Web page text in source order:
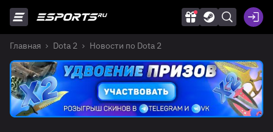
Главная Dota 2 Новости по Dota 2